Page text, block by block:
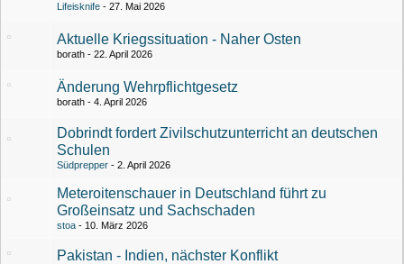
Lifeisknife 27. Mai 2026
Aktuelle Kriegssituation - Naher Osten
borath 22. April 2026
Änderung Wehrpflichtgesetz
borath 4. April 2026
Dobrindt fordert Zivilschutzunterricht an deutschen
Schulen
Südprepper 2. April 2026
Meteroitenschauer in Deutschland führt zu
Großeinsatz und Sachschaden
stoa 10. März 2026
Pakistan - Indien, nächster Konflikt